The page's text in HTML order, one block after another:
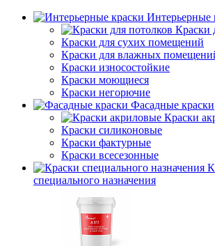
Интерьерные
Краски
Краски для сухих помещений
Краски для влажных
Краски износостойкие
Краски моющиеся
Краски негорючие
Фасадные краски
Краски
Краски силиконовые
Краски фактурные
Краски всесезонные
специального назначения